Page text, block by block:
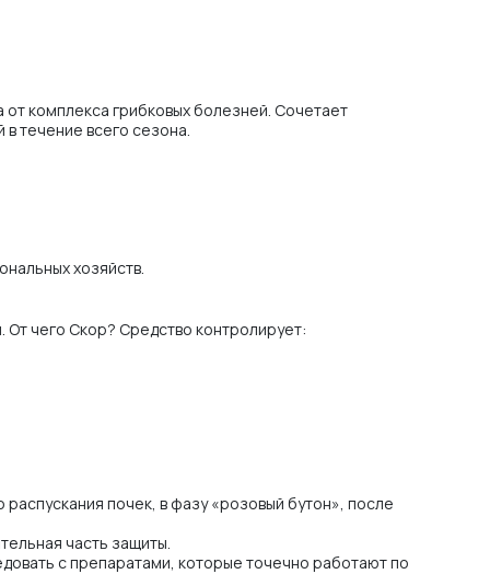
комплекса грибковых болезней. Сочетает
течение всего сезона.
хозяйств.
От чего Скор? Средство контролирует:
почек, в фазу «розовый бутон», после
часть защиты.
с препаратами, которые точечно работают по